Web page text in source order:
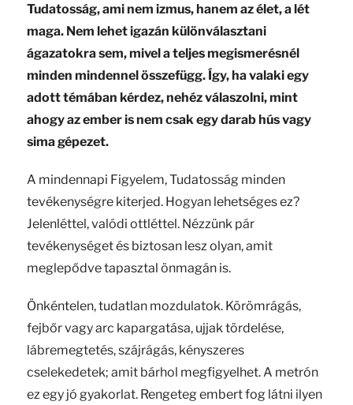
Tudatosság, ami nem izmus, hanem az élet, a lét
maga. Nem lehet igazán különválasztani
ágazatokra sem, mivel a teljes megismerésnél
minden mindennel összefügg. Így, ha valaki egy
adott témában kérdez, nehéz válaszolni, mint
ahogy az ember is nem csak egy darab hús vagy
sima gépezet.
A mindennapi Figyelem, Tudatosság minden
tevékenységre kiterjed. Hogyan lehetséges ez?
Jelenléttel, valódi ottléttel. Nézzünk pár
tevékenységet és biztosan lesz olyan, amit
meglepődve tapasztal önmagán is.
Önkéntelen, tudatlan mozdulatok. Körömrágás,
fejbőr vagy arc kapargatása, ujjak tördelése,
lábremegtetés, szájrágás, kényszeres
cselekedetek; amit bárhol megfigyelhet. A metrón
ez egy jó gyakorlat. Rengeteg embert fog látni ilyen